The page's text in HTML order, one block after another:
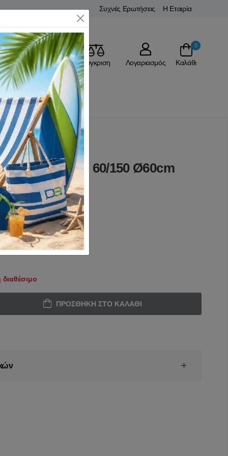
Συχνές Ερωτήσεις Η Εταιρία
Αγαπημένα Σύγκριση Λογαριασμός
0
Καλάθι
Τηλεσκοπική 60/150 Ø60cm
(0 Αξιολογήσεις)
ΠΡΟΣΘΉΚΗ ΣΤΟ ΚΑΛΆΘΙ
Close